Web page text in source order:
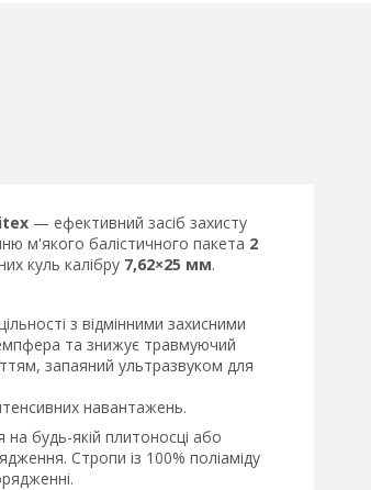
— ефективний засіб захисту
м'якого балістичного пакета 2
куль калібру 7,62×25 мм.
з відмінними захисними
та знижує травмуючий
запаяний ультразвуком для
навантажень.
на будь-якій плитоносці або
Стропи із 100% поліаміду